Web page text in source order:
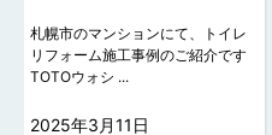
札幌市のマンションにて、トイレ
リフォーム施工事例のご紹介です
TOTOウォシ ...
2025年3月11日